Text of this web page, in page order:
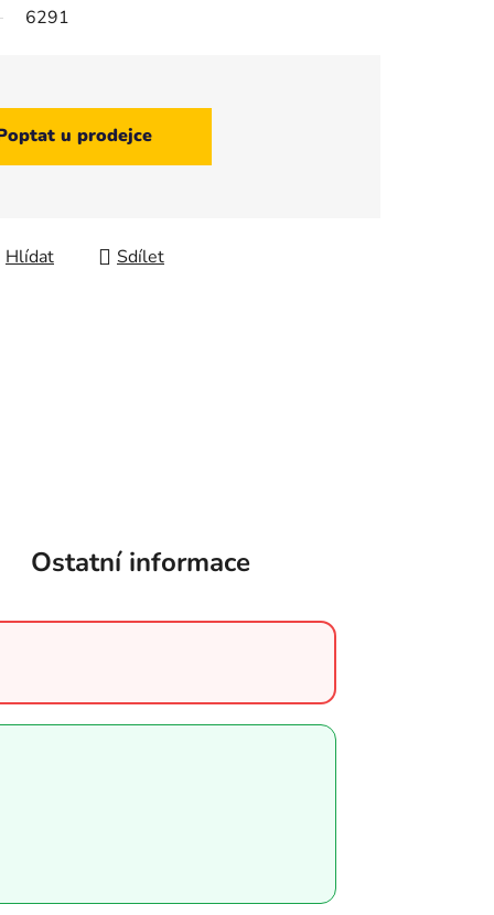
6291
u prodejce
Hlídat Sdílet
Ostatní informace